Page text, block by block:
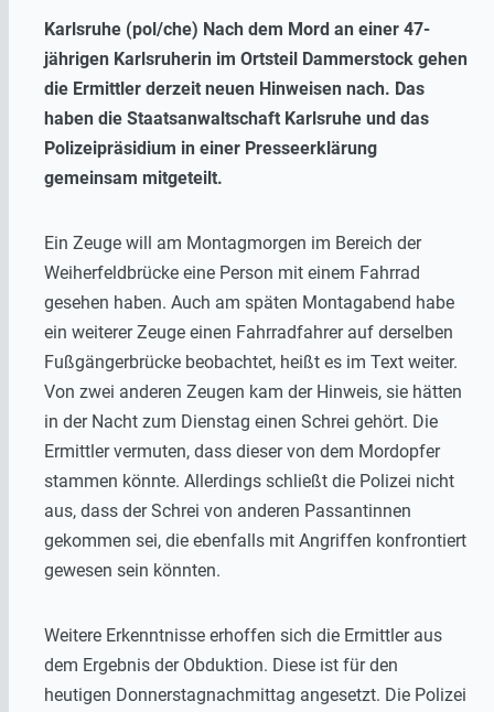
Karlsruhe (pol/che) Nach dem Mord an einer 47-
jährigen Karlsruherin im Ortsteil Dammerstock gehen
die Ermittler derzeit neuen Hinweisen nach. Das
haben die Staatsanwaltschaft Karlsruhe und das
Polizeipräsidium in einer Presseerklärung
gemeinsam mitgeteilt.
Ein Zeuge will am Montagmorgen im Bereich der
Weiherfeldbrücke eine Person mit einem Fahrrad
gesehen haben. Auch am späten Montagabend habe
ein weiterer Zeuge einen Fahrradfahrer auf derselben
Fußgängerbrücke beobachtet, heißt es im Text weiter.
Von zwei anderen Zeugen kam der Hinweis, sie hätten
in der Nacht zum Dienstag einen Schrei gehört. Die
Ermittler vermuten, dass dieser von dem Mordopfer
stammen könnte. Allerdings schließt die Polizei nicht
aus, dass der Schrei von anderen Passantinnen
gekommen sei, die ebenfalls mit Angriffen konfrontiert
gewesen sein könnten.
Weitere Erkenntnisse erhoffen sich die Ermittler aus
dem Ergebnis der Obduktion. Diese ist für den
heutigen Donnerstagnachmittag angesetzt. Die Polizei